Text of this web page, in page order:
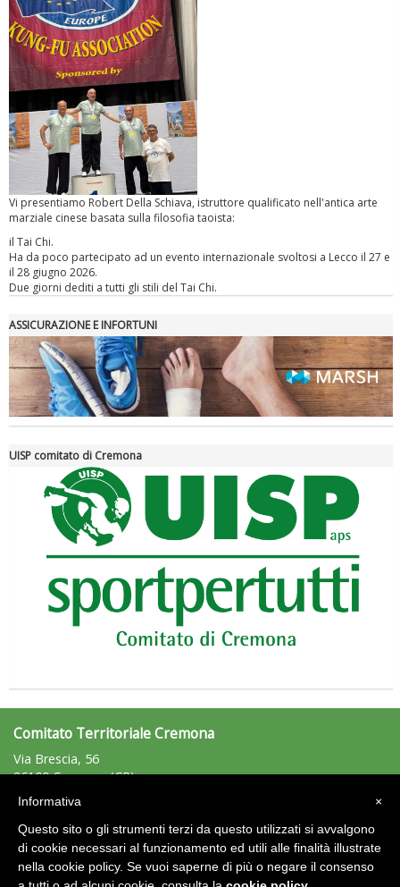
Ddl Lobby, Uisp: “Il Parlamento valorizzi le nostre specificità"
La formazione Uisp rallenta ma prosegue anche in estate
Vi presentiamo Robert Della Schiava, istruttore qualificato nell'antica arte
marziale cinese basata sulla filosofia taoista:
il Tai Chi.
Ha da poco partecipato ad un evento internazionale svoltosi a Lecco il 27 e
il 28 giugno 2026.
Due giorni dediti a tutti gli stili del Tai Chi.
ASSICURAZIONE E INFORTUNI
UISP comitato di Cremona
Comitato Territoriale Cremona
Via Brescia, 56
26100 Cremona (CR)
Tel: 0372/451851 - Fax:
C.F.: 93009730198
Area Riservata 2.0
×
Informativa
Questo sito o gli strumenti terzi da questo utilizzati si avvalgono
di cookie necessari al funzionamento ed utili alle finalità illustrate
nella cookie policy. Se vuoi saperne di più o negare il consenso